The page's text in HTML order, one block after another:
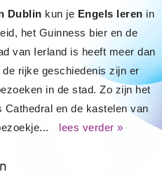
Dublin kun je Engels leren in
het Guinness bier en de
van Ierland is heeft meer dan
rijke geschiedenis zijn er
in de stad. Zo zijn het
en de kastelen van
lees verder »